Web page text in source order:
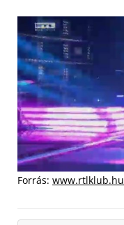
Forrás: www.rtlklub.hu